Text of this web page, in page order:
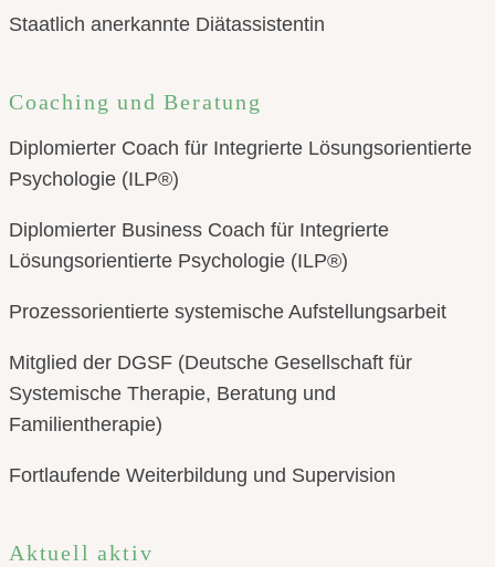
Staatlich anerkannte Diätassistentin
Coaching und Beratung
Diplomierter Coach für Integrierte Lösungsorientierte
Psychologie (ILP®)
Diplomierter Business Coach für Integrierte
Lösungsorientierte Psychologie (ILP®)
Prozessorientierte systemische Aufstellungsarbeit
Mitglied der DGSF (Deutsche Gesellschaft für
Systemische Therapie, Beratung und
Familientherapie)
Fortlaufende Weiterbildung und Supervision
Aktuell aktiv